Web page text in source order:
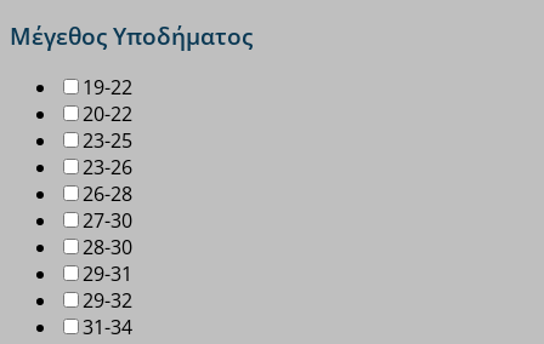
Μέγεθος Υποδήματος
19-22
20-22
23-25
23-26
26-28
27-30
28-30
29-31
29-32
31-34